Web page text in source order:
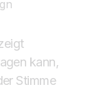
kann,
Stimme